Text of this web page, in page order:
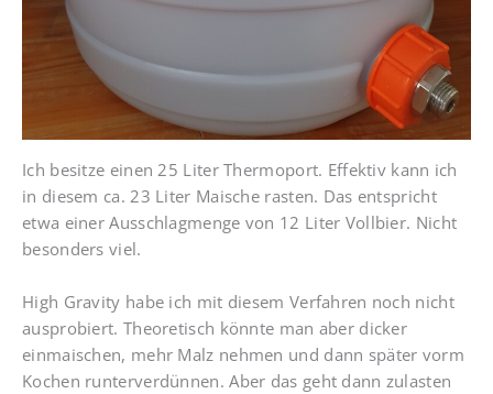
Ich besitze einen 25 Liter Thermoport. Effektiv kann ich
in diesem ca. 23 Liter Maische rasten. Das entspricht
etwa einer Ausschlagmenge von 12 Liter Vollbier. Nicht
besonders viel.
High Gravity habe ich mit diesem Verfahren noch nicht
ausprobiert. Theoretisch könnte man aber dicker
einmaischen, mehr Malz nehmen und dann später vorm
Kochen runterverdünnen. Aber das geht dann zulasten